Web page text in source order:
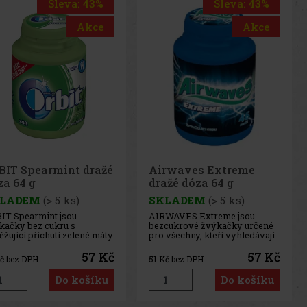
Sleva: 43%
Akce
Extreme
dóza 64 g
(> 5 ks)
Extreme jsou
žvýkačky určené
kteří vyhledávají
intenzivní
osvěžení. Silná
chladivých
tónů přináší
pocit svěžesti a
svěží dech.
bez DPH 57 Kč
Do košíku
Sleva: 43%
Akce
Airwaves Cassis dražé
dóza 64 g
SKLADEM (> 5 ks)
AIRWAVES Cool Cassis jsou
žvýkačky bez cukru, které
spojují intenzivní chuť černého
rybízu s výraznou mentolovou
svěžestí. Originální kombinace
ovocných a chladivých tónů
přináší dlouhotrvající osvěžení
a příjemný pocit svěžího
dechu. Praktická dóza
51 Kč bez DPH 57 Kč
Do košíku